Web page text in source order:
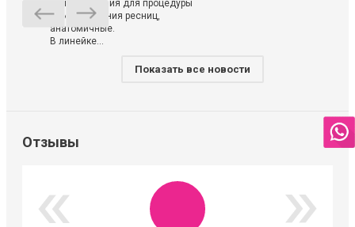
использования для процедуры
ламинирования ресниц,
анатомичные.
В линейке...
Показать все новости
Отзывы